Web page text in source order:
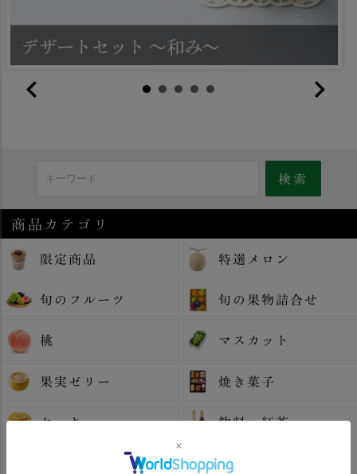
商品カテゴリ
限定商品 特選メロン
旬のフルーツ 旬の果物詰合せ
桃 マスカット
果実ゼリー 焼き菓子
ケーキ 飲料・紅茶
コンポート